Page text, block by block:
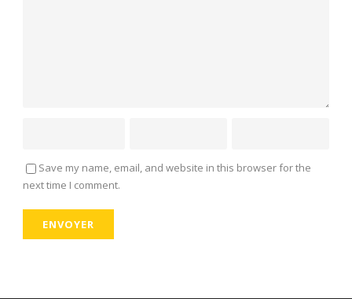
Save my name, email, and website in this browser for the
next time I comment.